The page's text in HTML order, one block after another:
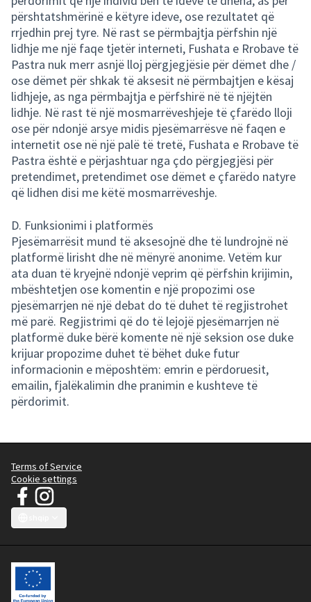
përshtatshmërinë e këtyre ideve, ose rezultatet që
rrjedhin prej tyre. Në rast se përmbajtja përfshin një
lidhje me një faqe tjetër interneti, Fushata e Rrobave të
Pastra nuk merr asnjë lloj përgjegjësie për dëmet dhe /
ose dëmet për shkak të aksesit në përmbajtjen e kësaj
lidhjeje, as nga përmbajtja e përfshirë në të njëjtën
lidhje. Në rast të një mosmarrëveshjeje të çfarëdo lloji
ose për ndonjë arsye midis pjesëmarrësve në faqen e
internetit ose në një palë të tretë, Fushata e Rrobave të
Pastra është e përjashtuar nga çdo përgjegjësi për
pretendimet, pretendimet ose dëmet e çfarëdo natyre
që lidhen disi me këtë mosmarrëveshje.
D. Funksionimi i platformës
Pjesëmarrësit mund të aksesojnë dhe të lundrojnë në
platformë lirisht dhe në mënyrë anonime. Vetëm kur
ata duan të kryejnë ndonjë veprim që përfshin krijimin,
mbështetjen ose komentin e një propozimi ose
pjesëmarrjen në një debat do të duhet të regjistrohet
më parë. Regjistrimi që do të lejojë pjesëmarrjen në
platformë duke bërë komente në një seksion ose duke
krijuar propozime duhet të bëhet duke futur
informacionin e mëposhtëm: emrin e përdoruesit,
emailin, fjalëkalimin dhe pranimin e kushteve të
përdorimit.
Terms of Service
Cookie settings
JT Manifesto - Fushata e Rrobave të Pastra at Facebook
(External link)
JT Manifesto - Fushata e Rrobave të Pastra at Instagram
(External link)